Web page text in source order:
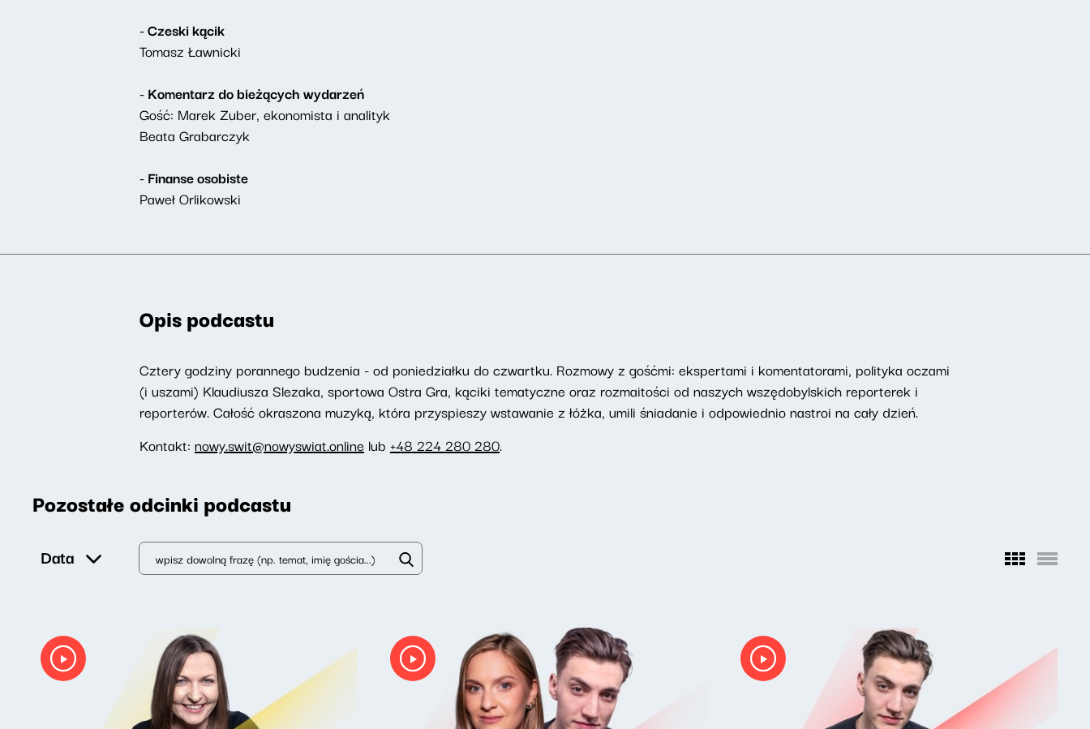
- Czeski kącik
Tomasz Ławnicki
- Komentarz do bieżących wydarzeń
Gość: Marek Zuber, ekonomista i analityk
Beata Grabarczyk
- Finanse osobiste
Paweł Orlikowski
Opis podcastu
Cztery godziny porannego budzenia - od poniedziałku do czwartku. Rozmowy z gośćmi: ekspertami i komentatorami, polityka oczami
(i uszami) Klaudiusza Slezaka, sportowa Ostra Gra, kąciki tematyczne oraz rozmaitości od naszych wszędobylskich reporterek i
reporterów. Całość okraszona muzyką, która przyspieszy wstawanie z łóżka, umili śniadanie i odpowiednio nastroi na cały dzień.
Kontakt: nowy.swit@nowyswiat.online lub +48 224 280 280.
Pozostałe odcinki podcastu
Data